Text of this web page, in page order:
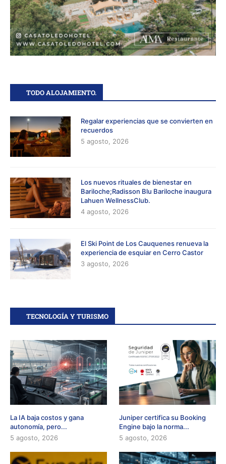
TODO ALOJAMIENTO.
Regalar experiencias que se convierten en
recuerdos
5 agosto, 2026
Los nuevos rituales de bienestar en
Bariloche;Radisson Blu Bariloche inaugura
Lahuen WellnessClub.
4 agosto, 2026
El Ski Point de Los Cauquenes renueva la
experiencia de esquiar en Cerro Castor
3 agosto, 2026
TECNOLOGÍA Y TURISMO
La IA baja costos y gana
autonomía, pero...
5 agosto, 2026
Juniper certifica su Booking
Engine bajo la norma...
5 agosto, 2026